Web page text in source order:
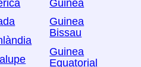
Guinea
Guinea
Bissau
Guinea
Equatorial